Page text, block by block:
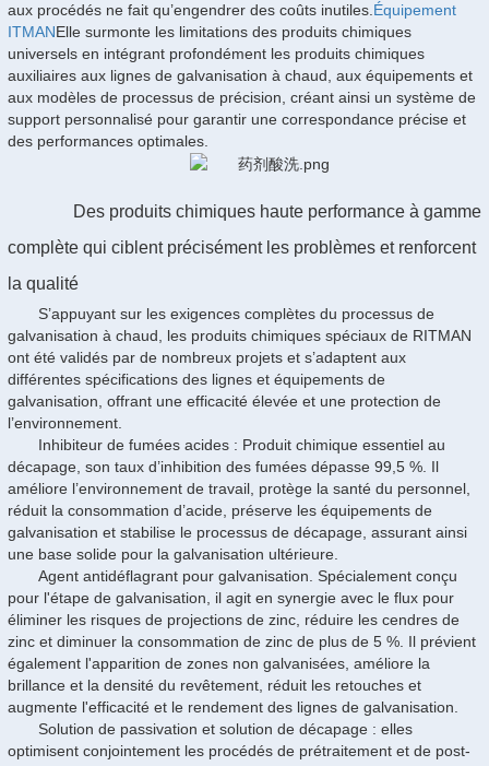
aux procédés ne fait qu’engendrer des coûts inutiles. Équipement
ITMANElle surmonte les limitations des produits chimiques
universels en intégrant profondément les produits chimiques
auxiliaires aux lignes de galvanisation à chaud, aux équipements et
aux modèles de processus de précision, créant ainsi un système de
support personnalisé pour garantir une correspondance précise et
des performances optimales.
Des produits chimiques haute performance à gamme
complète qui ciblent précisément les problèmes et renforcent
la qualité
S’appuyant sur les exigences complètes du processus de
galvanisation à chaud, les produits chimiques spéciaux de RITMAN
ont été validés par de nombreux projets et s’adaptent aux
différentes spécifications des lignes et équipements de
galvanisation, offrant une efficacité élevée et une protection de
l’environnement.
Inhibiteur de fumées acides : Produit chimique essentiel au
décapage, son taux d’inhibition des fumées dépasse 99,5 %. Il
améliore l’environnement de travail, protège la santé du personnel,
réduit la consommation d’acide, préserve les équipements de
galvanisation et stabilise le processus de décapage, assurant ainsi
une base solide pour la galvanisation ultérieure.
Agent antidéflagrant pour galvanisation. Spécialement conçu
pour l'étape de galvanisation, il agit en synergie avec le flux pour
éliminer les risques de projections de zinc, réduire les cendres de
zinc et diminuer la consommation de zinc de plus de 5 %. Il prévient
également l'apparition de zones non galvanisées, améliore la
brillance et la densité du revêtement, réduit les retouches et
augmente l'efficacité et le rendement des lignes de galvanisation.
Solution de passivation et solution de décapage : elles
optimisent conjointement les procédés de prétraitement et de post-